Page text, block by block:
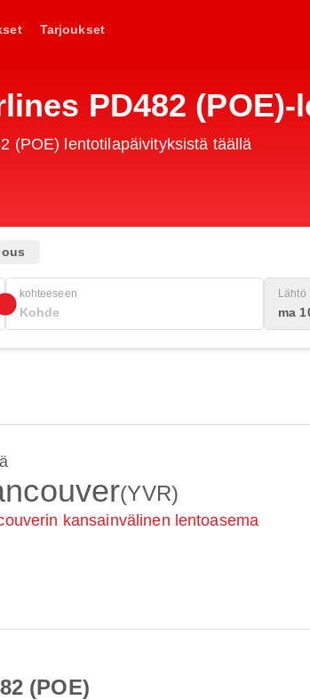
Tarjoukset
PD482
(POE) lentotilapäivityksistä täällä
kohteeseen Lähtö
ma
(YVR)
kansainvälinen lentoasema
(POE)